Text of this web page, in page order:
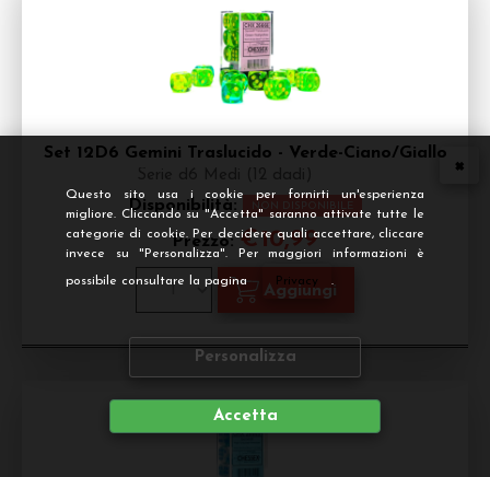
Questo sito usa i cookie per fornirti un'esperienza
migliore. Cliccando su "Accetta" saranno attivate tutte le
categorie di cookie. Per decidere quali accettare, cliccare
invece su "Personalizza". Per maggiori informazioni è
possibile consultare la pagina Privacy .
Personalizza
Accetta
Set 12D6 Gemini Traslucido - Verde-Ciano/Giallo
Disponibilità:
Prezzo:€10,99